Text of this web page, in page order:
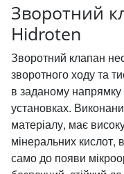
Зворотний
Hidroten
Зворотний клапан
зворотного ходу та
в заданому напрямку
установках.
матеріалу, має
мінеральних
само до появи